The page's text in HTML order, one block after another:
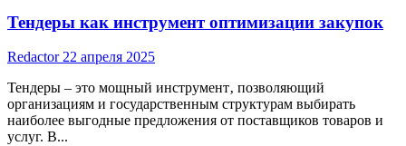
Тендеры как инструмент оптимизации закупок
Redactor22 апреля 2025
Тендеры – это мощный инструмент‚ позволяющий
организациям и государственным структурам выбирать
наиболее выгодные предложения от поставщиков товаров и
услуг. В...